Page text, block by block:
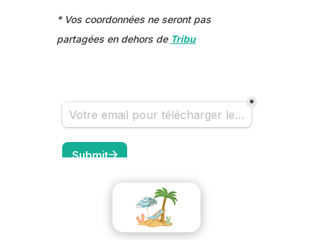
* Vos coordonnées ne seront pas
partagées en dehors de Tribu